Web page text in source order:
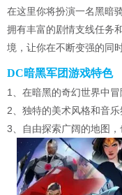
在这里你将扮演一名黑暗
拥有丰富的剧情支线任务
境，让你在不断变强的同
DC暗黑军团游戏特色
1、在暗黑的奇幻世界中
2、独特的美术风格和音
3、自由探索广阔的地图，